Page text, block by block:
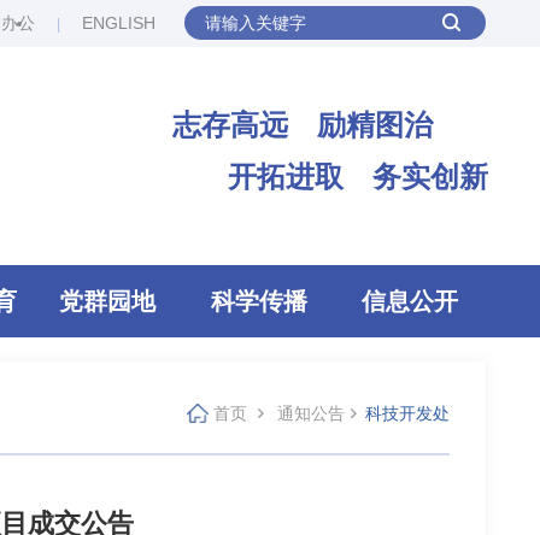
公 ENGLISH
志存高远 励精图治
开拓进取 务实创新
党群园地 科学传播 信息公开
首页 通知公告 科技开发处
成交公告